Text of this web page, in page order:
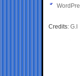
Credits: G.I